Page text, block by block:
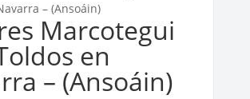
– (Ansoáin)
Marcotegui
en
– (Ansoáin)